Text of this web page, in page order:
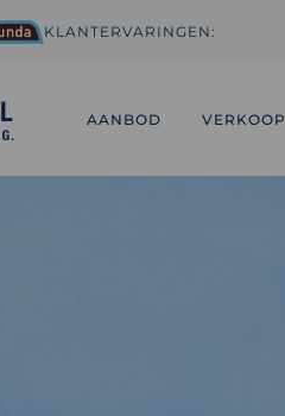
hi@sedona.com
KLANTERVARINGEN:
AANBOD VERKOOP